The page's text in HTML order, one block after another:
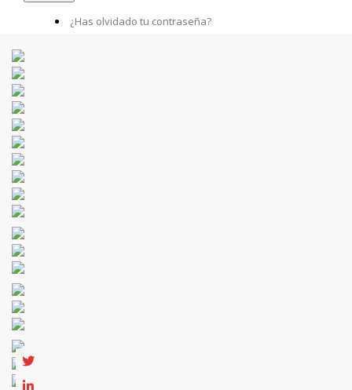
¿Has olvidado tu contraseña?